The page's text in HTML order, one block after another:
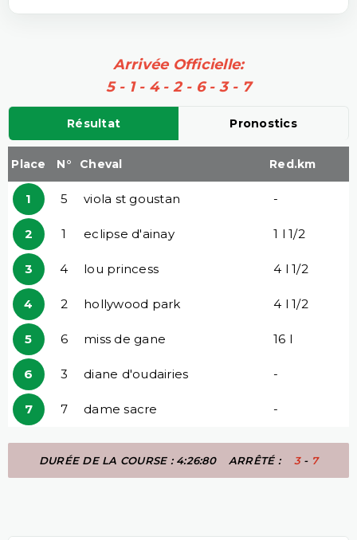
Arrivée Officielle:
5 - 1 - 4 - 2 - 6 - 3 - 7
Résultat Pronostics
Place N° Cheval Red.km
1 5 viola st goustan -
2 1 eclipse d'ainay 1 l 1/2
3 4 lou princess 4 l 1/2
4 2 hollywood park 4 l 1/2
5 6 miss de gane 16 l
6 3 diane d'oudairies -
7 7 dame sacre -
DURÉE DE LA COURSE : 4:26:80 ARRÊTÉ : 3- 7